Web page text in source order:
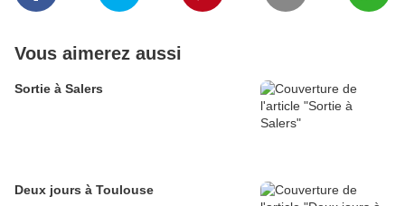
Vous aimerez aussi
Sortie à Salers
Deux jours à Toulouse